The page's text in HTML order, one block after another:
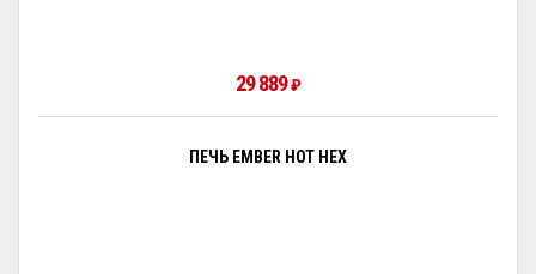
29 889₽
ПЕЧЬ EMBER HOT HEX